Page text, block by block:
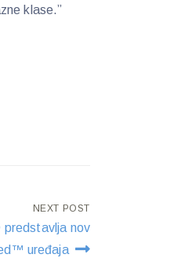
klase.”
NEXT POST
predstavlja nov
uređaja